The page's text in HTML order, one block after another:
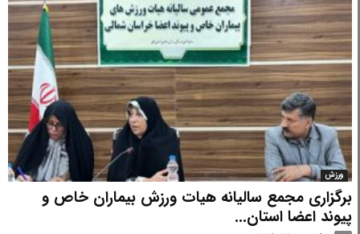
ورزش
برگزاری مجمع سالیانه هیات ورزش بیماران خاص و
پیوند اعضا استان...